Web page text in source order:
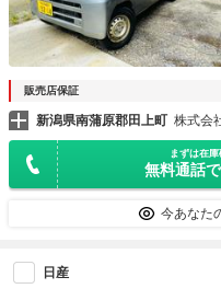
販売店保証
新潟県南蒲原郡田上町 株式会
まずは在
無料通話
今あなた
日産